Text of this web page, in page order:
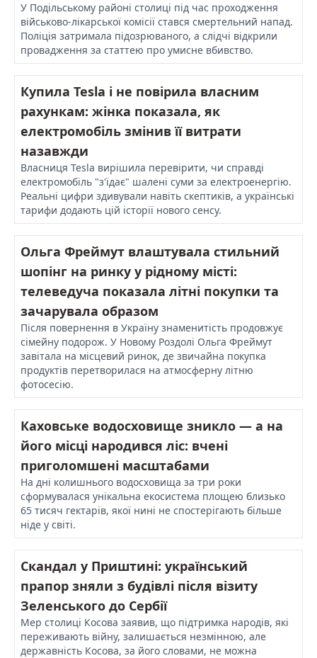
У Подільському районі столиці під час проходження
військово-лікарської комісії стався смертельний напад.
Поліція затримала підозрюваного, а слідчі відкрили
провадження за статтею про умисне вбивство.
Купила Tesla і не повірила власним
рахункам: жінка показала, як
електромобіль змінив її витрати
назавжди
Власниця Tesla вирішила перевірити, чи справді
електромобіль "з'їдає" шалені суми за електроенергію.
Реальні цифри здивували навіть скептиків, а українські
тарифи додають цій історії нового сенсу.
Ольга Фреймут влаштувала стильний
шопінг на ринку у рідному місті:
телеведуча показала літні покупки та
зачарувала образом
Після повернення в Україну знаменитість продовжує
сімейну подорож. У Новому Роздолі Ольга Фреймут
завітала на місцевий ринок, де звичайна покупка
продуктів перетворилася на атмосферну літню
фотосесію.
Каховське водосховище зникло — а на
його місці народився ліс: вчені
приголомшені масштабами
На дні колишнього водосховища за три роки
сформувалася унікальна екосистема площею близько
65 тисяч гектарів, якої нині не спостерігають більше
ніде у світі.
Скандал у Приштині: український
прапор зняли з будівлі після візиту
Зеленського до Сербії
Мер столиці Косова заявив, що підтримка народів, які
переживають війну, залишається незмінною, але
державність Косова, за його словами, не можна